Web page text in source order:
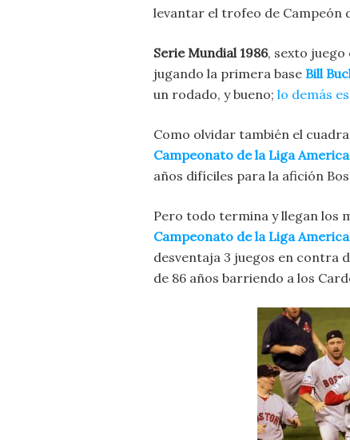
levantar el trofeo de Campeón
Serie Mundial 1986, sexto juego
jugando la primera base Bill
un rodado, y bueno; lo demás
Como olvidar también el
Campeonato de la Liga
años difíciles para la afición
Pero todo termina y llegan los
Campeonato de la Liga
desventaja 3 juegos en contra
de 86 años barriendo a los